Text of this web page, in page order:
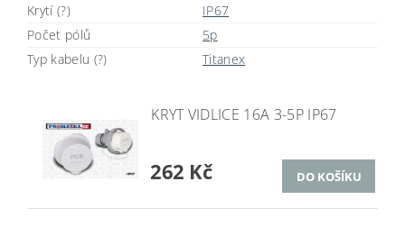
Krytí (?)
IP67
Počet pólů
5p
Typ kabelu (?)
Titanex
KRYT VIDLICE 16A 3-5P IP67
262 Kč